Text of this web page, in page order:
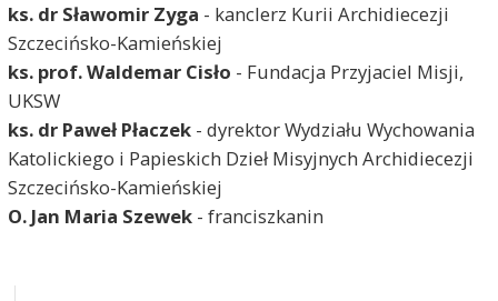
ks. dr Sławomir Zyga - kanclerz Kurii Archidiecezji
Szczecińsko-Kamieńskiej
ks. prof. Waldemar Cisło - Fundacja Przyjaciel Misji,
UKSW
ks. dr Paweł Płaczek- dyrektor Wydziału Wychowania
Katolickiego i Papieskich Dzieł Misyjnych Archidiecezji
Szczecińsko-Kamieńskiej
O. Jan Maria Szewek- franciszkanin